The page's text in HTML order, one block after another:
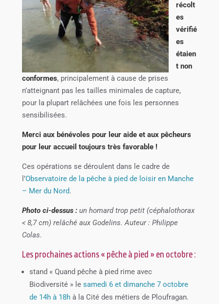
récolt
es
vérifié
es
étaien
t non
conformes, principalement à cause de prises
n’atteignant pas les tailles minimales de capture,
pour la plupart relâchées une fois les personnes
sensibilisées.
Merci aux bénévoles pour leur aide et aux pêcheurs
pour leur accueil toujours très favorable !
Ces opérations se déroulent dans le cadre de
l’Observatoire de la pêche à pied de loisir en Manche
– Mer du Nord.
Photo ci-dessus :un homard trop petit (céphalothorax
< 8,7 cm) relâché aux Godelins. Auteur : Philippe
Colas.
Les prochaines actions « pêche à pied » en octobre :
stand « Quand pêche à pied rime avec
Biodiversité » le samedi 6 et dimanche 7 octobre
de 14h à 18hà la Cité des métiers de Ploufragan.